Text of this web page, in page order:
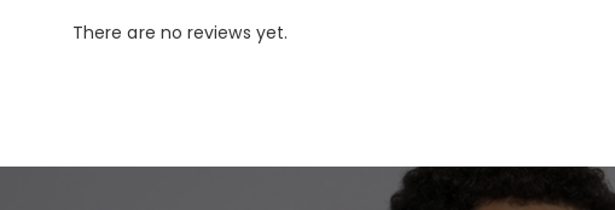
There are no reviews yet.